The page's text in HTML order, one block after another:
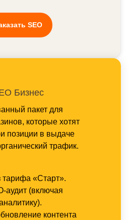
SEO
Бизнес
пакет для
которые хотят
позиции в выдаче
трафик.
тарифа «Старт».
аудит (включая
контента
них :Р